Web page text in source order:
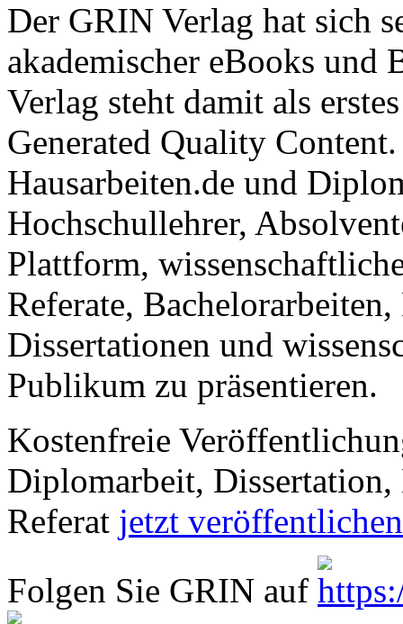
Der GRIN Verlag hat sich
akademischer eBooks und
Verlag steht damit als
Generated Quality
Hausarbeiten.de und
Hochschullehrer,
Plattform,
Referate,
Dissertationen und
Publikum zu präsentieren.
Kostenfreie
Diplomarbeit,
Referat jetzt
Folgen Sie GRIN auf